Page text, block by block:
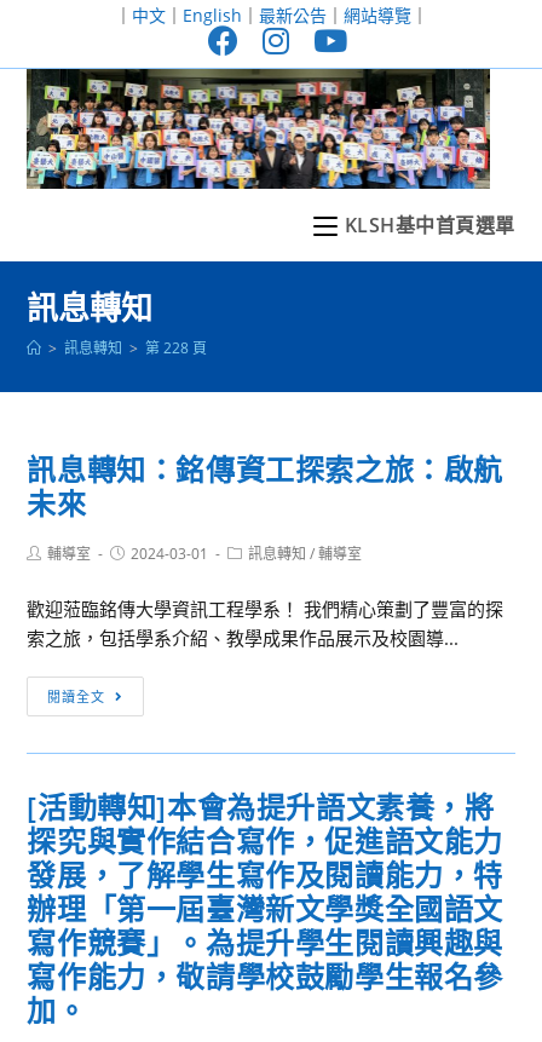
至
｜ 中文｜ English ｜ 最新公告｜ 網站導覽｜
KLSH基中首頁選單
訊息轉知
> 訊息轉知 > 第 228 頁
訊息轉知：銘傳資工探索之旅：啟航
未來
Post輔導室
Post2024-03-01
Post訊息轉知 / 輔導室
歡迎蒞臨銘傳大學資訊工程學系！ 我們精心策劃了豐富的探
索之旅，包括學系介紹、教學成果作品展示及校園導...
閱讀全文
息
轉
銘
傳
資
工
探
索
之
[活動轉知]本會為提升語文素養，將
探究與實作結合寫作，促進語文能力
發展，了解學生寫作及閱讀能力，特
辦理「第一屆臺灣新文學獎全國語文
寫作競賽」。為提升學生閱讀興趣與
寫作能力，敬請學校鼓勵學生報名參
加。